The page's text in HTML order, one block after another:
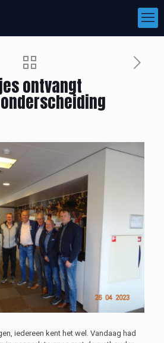
ontvangt
iedereen kent het wel. Vandaag had